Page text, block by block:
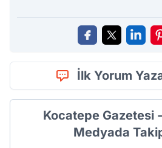
İlk Yorum
Kocatepe Gazetesi
Medyada